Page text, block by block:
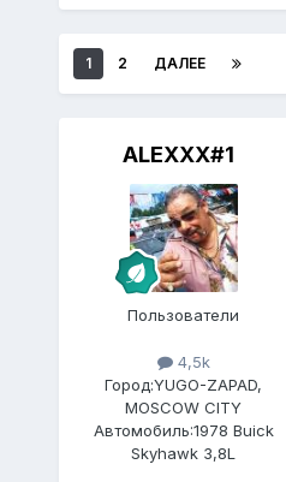
1 2 ДАЛЕЕ
ALEXXX#1
Пользователи
4,5k
Город:YUGO-ZAPAD,
MOSCOW CITY
Автомобиль:1978 Buick
Skyhawk 3,8L